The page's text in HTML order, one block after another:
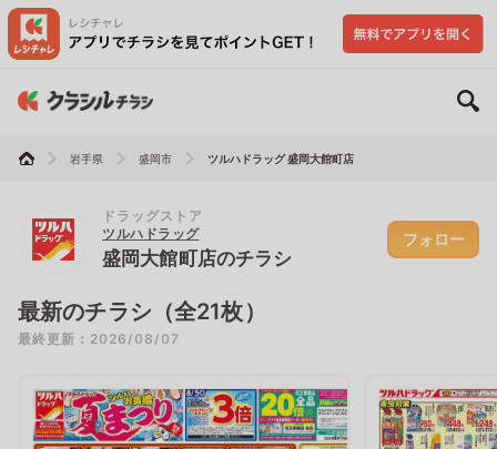
岩手県 盛岡市 ツルハドラッグ 盛岡大館町店
ドラッグストア
ツルハドラッグ
盛岡大館町店のチラシ
フォロー
最新のチラシ（全21枚）
最終更新：2026/08/07